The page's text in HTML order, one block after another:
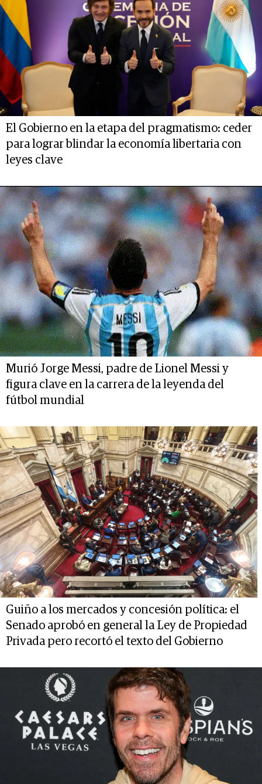
El Gobierno en la etapa del pragmatismo: ceder
para lograr blindar la economía libertaria con
leyes clave
Murió Jorge Messi, padre de Lionel Messi y
figura clave en la carrera de la leyenda del
fútbol mundial
Guiño a los mercados y concesión política: el
Senado aprobó en general la Ley de Propiedad
Privada pero recortó el texto del Gobierno